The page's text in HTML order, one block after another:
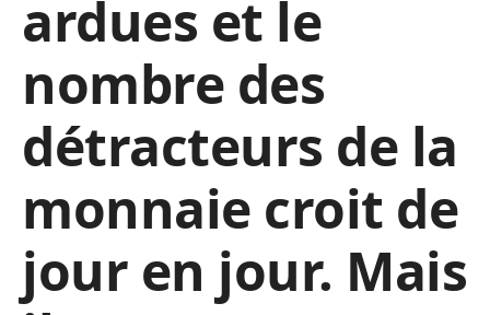
ardues et le
nombre des
détracteurs de la
monnaie croit de
jour en jour. Mais